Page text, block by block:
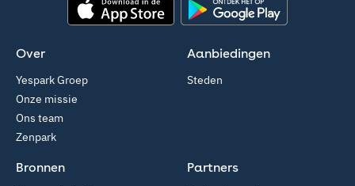
Over
Yespark Groep
Onze missie
Ons team
Zenpark
Aanbiedingen
Steden
Partners
Bronnen